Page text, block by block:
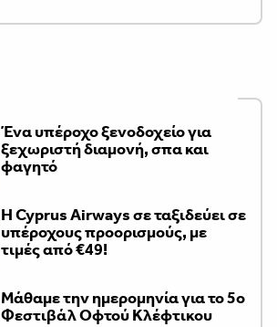
Ένα υπέροχο ξενοδοχείο για
ξεχωριστή διαμονή, σπα και
φαγητό
H Cyprus Airways σε ταξιδεύει σε
υπέροχους προορισμούς, με
τιμές από €49!
Μάθαμε την ημερομηνία για το 5ο
Φεστιβάλ Οφτού Κλέφτικου